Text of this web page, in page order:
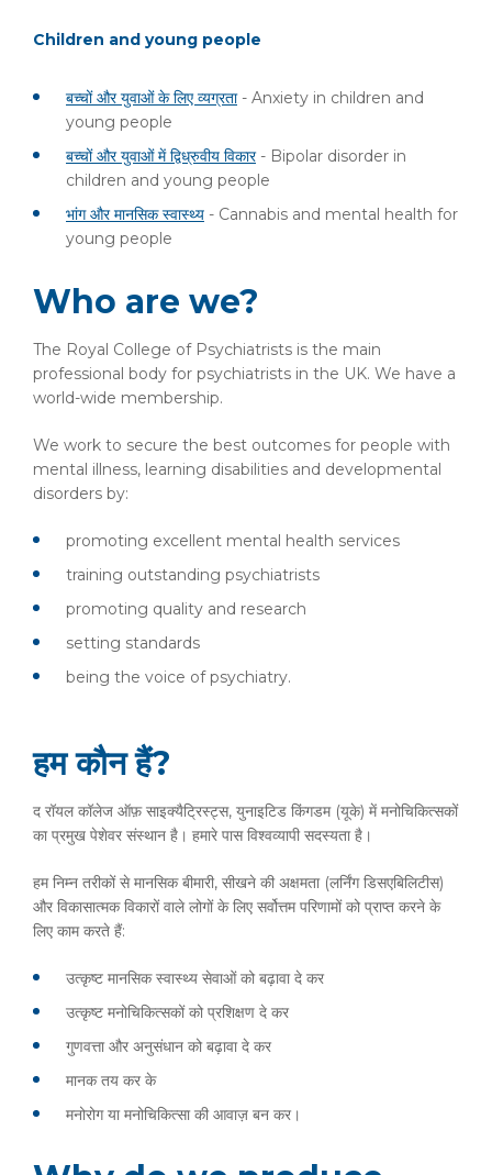
Children and young people
बच्चों और युवाओं के लिए व्यग्रता- Anxiety in children and
young people
बच्चों और युवाओं में द्विध्रुवीय विकार- Bipolar disorder in
children and young people
भांग और मानसिक स्वास्थ्य - Cannabis and mental health for
young people
Who are we?
The Royal College of Psychiatrists is the main
professional body for psychiatrists in the UK. We have a
world-wide membership.
We work to secure the best outcomes for people with
mental illness, learning disabilities and developmental
disorders by:
promoting excellent mental health services
training outstanding psychiatrists
promoting quality and research
setting standards
being the voice of psychiatry.
हम कौन हैं?
द रॉयल कॉलेज ऑफ़ साइक्यैट्रिस्ट्स, युनाइटिड किंगडम (यूके) में मनोचिकित्सकों
का प्रमुख पेशेवर संस्थान है। हमारे पास विश्वव्यापी सदस्यता है।
हम निम्न तरीकों से मानसिक बीमारी, सीखने की अक्षमता (लर्निंग डिसएबिलिटीस)
और विकासात्मक विकारों वाले लोगों के लिए सर्वोत्तम परिणामों को प्राप्त करने के
लिए काम करते हैं:
उत्कृष्ट मानसिक स्वास्थ्य सेवाओं को बढ़ावा दे कर
उत्कृष्ट मनोचिकित्सकों को प्रशिक्षण दे कर
गुणवत्ता और अनुसंधान को बढ़ावा दे कर
मानक तय कर के
मनोरोग या मनोचिकित्सा की आवाज़ बन कर।